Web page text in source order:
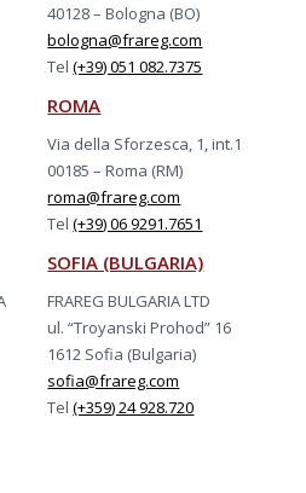
40128 – Bologna (BO)
bologna@frareg.com
Tel(+39) 051 082.7375
ROMA
Via della Sforzesca, 1, int.1
00185 – Roma (RM)
roma@frareg.com
Tel(+39) 06 9291.7651
SOFIA (BULGARIA)
FRAREG BULGARIA LTD
ul. “Troyanski Prohod” 16
1612 Sofia (Bulgaria)
sofia@frareg.com
Tel(+359) 24 928.720